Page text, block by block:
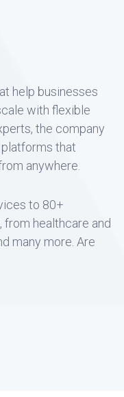
help businesses
with flexible
the company
that
anywhere.
to 80+
healthcare and
many more. Are